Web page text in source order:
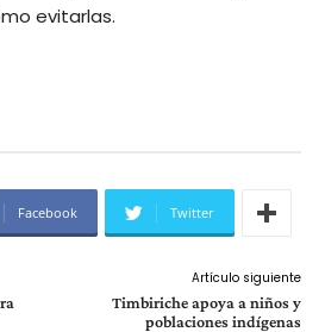
evitarlas.
Facebook Twitter
Artículo siguiente
Timbiriche apoya a niños y
poblaciones indí­genas